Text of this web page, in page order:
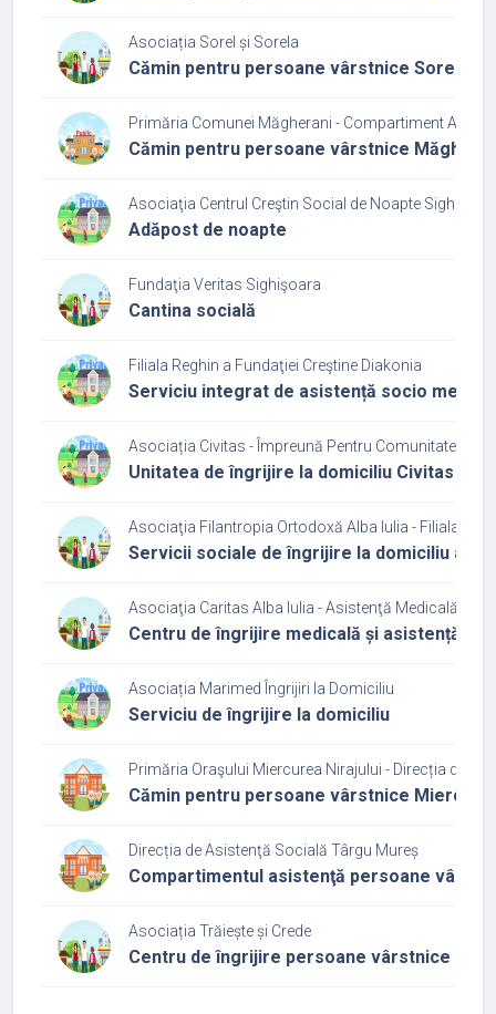
Asociația Sorel și Sorela
Cămin pentru persoane vârstnice Sorel și
Primăria Comunei Măgherani - Compartiment
Cămin pentru persoane vârstnice
Asociaţia Centrul Creştin Social de Noapte
Adăpost de noapte
Fundaţia Veritas Sighişoara
Cantina socială
Filiala Reghin a Fundaţiei Creştine Diakonia
Serviciu integrat de asistență socio
Asociația Civitas - Împreună Pentru Comunitate
Unitatea de îngrijire la domiciliu Civitas
Asociaţia Filantropia Ortodoxă Alba Iulia - Filiala
Servicii sociale de îngrijire la domiciliu a
Asociaţia Caritas Alba Iulia - Asistenţă Medicală şi
Centru de îngrijire medicală și asistență
Asociația Marimed Îngrijiri la Domiciliu
Serviciu de îngrijire la domiciliu
Primăria Oraşului Miercurea Nirajului - Direcția de
Cămin pentru persoane vârstnice
Direcția de Asistenţă Socială Târgu Mureș
Compartimentul asistenţă persoane
Asociația Trăiește și Crede
Centru de îngrijire persoane vârstnice